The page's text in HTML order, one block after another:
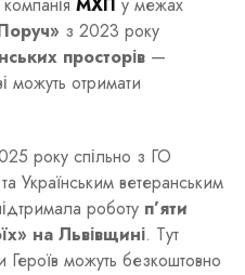
з 2023 року
просторів —
можуть отримати
року спільно з ГО
Українським ветеранським
роботу п’яти
на Львівщині. Тут
Героїв можуть безкоштовно